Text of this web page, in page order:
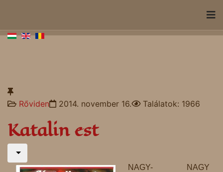
Rőviden 2014. november 16. Találatok: 1966
Katalin est
NAGY- NAGY